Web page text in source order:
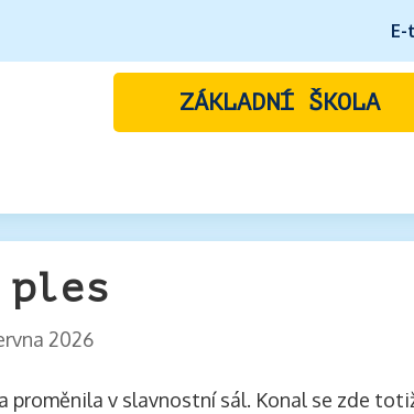
ZÁKLADNÍ ŠKOLA
ples
2026
proměnila v slavnostní sál. Konal se zde